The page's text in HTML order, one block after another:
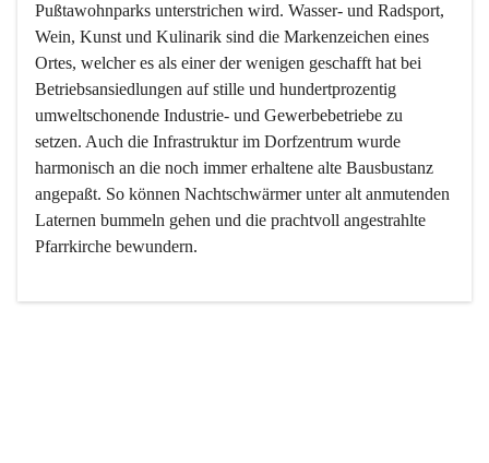
Pußtawohnparks unterstrichen wird. Wasser- und Radsport,
Wein, Kunst und Kulinarik sind die Markenzeichen eines
Ortes, welcher es als einer der wenigen geschafft hat bei
Betriebsansiedlungen auf stille und hundertprozentig
umweltschonende Industrie- und Gewerbebetriebe zu
setzen. Auch die Infrastruktur im Dorfzentrum wurde
harmonisch an die noch immer erhaltene alte Bausbustanz
angepaßt. So können Nachtschwärmer unter alt anmutenden
Laternen bummeln gehen und die prachtvoll angestrahlte
Pfarrkirche bewundern.
Der Weinbau dominert heute nicht mehr, ist aber integrativer